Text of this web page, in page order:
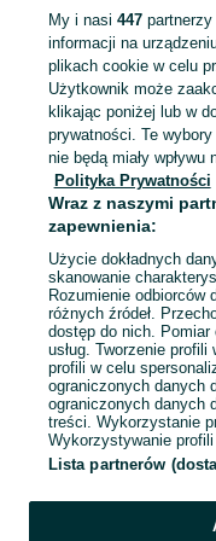
KATEGORIA
Mapa kategorii
Mapa miejscowości
Mapa ministron
Popularne wyszukiwania
My i nasi 447partnerzy
informacji na
plikach cookie w celu
Użytkownik może
klikając poniżej lub w
prywatności. Te
nie będą miały wpływu
Polityka Prywatności
Wraz z naszymi
zapewnienia:
Użycie dokładnych
skanowanie
Rozumienie
różnych źródeł.
dostęp do nich.
usług. Tworzenie
profili w celu
ograniczonych danych
ograniczonych danych
treści. Wykorzystanie
Wykorzystywanie
Lista partnerów